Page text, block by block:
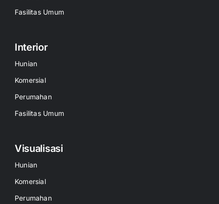
Fasilitas Umum
Interior
Hunian
Komersial
Perumahan
Fasilitas Umum
Visualisasi
Hunian
Komersial
Perumahan